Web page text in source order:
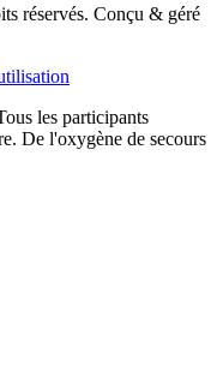
réservés. Conçu & géré
les participants
De l'oxygène de secours